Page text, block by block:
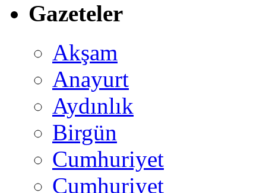
Gazeteler
Akşam
Anayurt
Aydınlık
Birgün
Cumhuriyet
Cumhuriyet